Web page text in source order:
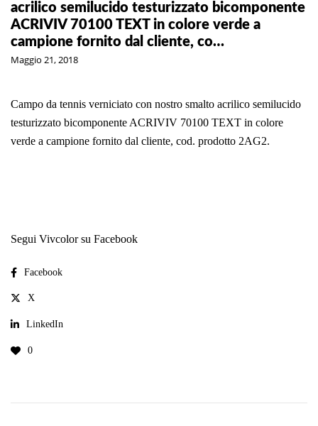
acrilico semilucido testurizzato bicomponente
ACRIVIV 70100 TEXT in colore verde a
campione fornito dal cliente, co…
Maggio 21, 2018
Campo da tennis verniciato con nostro smalto acrilico semilucido
testurizzato bicomponente ACRIVIV 70100 TEXT in colore
verde a campione fornito dal cliente, cod. prodotto 2AG2.
Segui Vivcolor su Facebook
Facebook
X
LinkedIn
0